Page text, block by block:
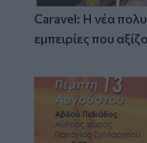
Caravel: Η νέα
εμπειρίες που